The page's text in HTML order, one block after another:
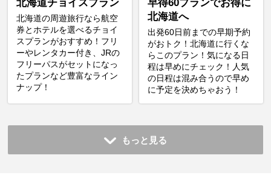
北海道チョイスプラン
北海道の周遊旅行なら航空
券とホテルを選べるチョイ
スプランがおすすめ！フリ
ーやレンタカー付き、JRの
フリーパスがセットになっ
たプランなど豊富なライン
ナップ！
早得60プランでお得に
北海道へ
出発60日前までの早期予約
がおトク！北海道に行くな
らこのプラン！気になる日
程は早めにチェック！人気
の日程は混み合うので早め
に予定を決めちゃおう！
もっと見る